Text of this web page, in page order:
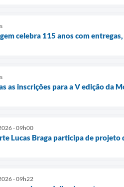
celebra 115 anos com
as inscrições para a V edição da
- 09h00
Lucas Braga participa de
- 09h22